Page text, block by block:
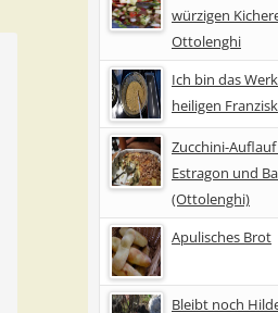
würzigen
Ottolenghi
Ich bin das
heiligen
Zucchini-
Estragon und
(Ottolenghi)
Apulisches Brot
Bleibt noch